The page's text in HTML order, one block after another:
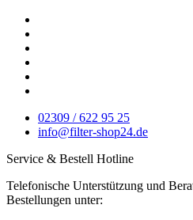
02309 / 622 95 25
info@filter-shop24.de
Service & Bestell Hotline
Telefonische Unterstützung und
Bestellungen unter: